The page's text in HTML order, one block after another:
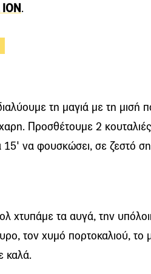
ΙΟΝ.
τη μαγιά με τη μισή
Προσθέτουμε 2
να φουσκώσει, σε ζεστό
χτυπάμε τα αυγά, την
τον χυμό πορτοκαλιού, το
καλά.